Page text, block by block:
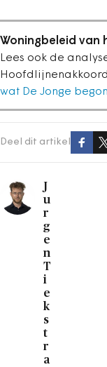
Woningbeleid van
Lees ook de
wat De Jonge
Deel dit artikel
J
u
r
g
e
n
T
i
e
k
s
t
r
a